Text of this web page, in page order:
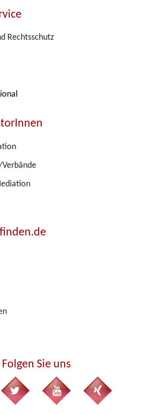
Rechtsschutz
Folgen Sie uns